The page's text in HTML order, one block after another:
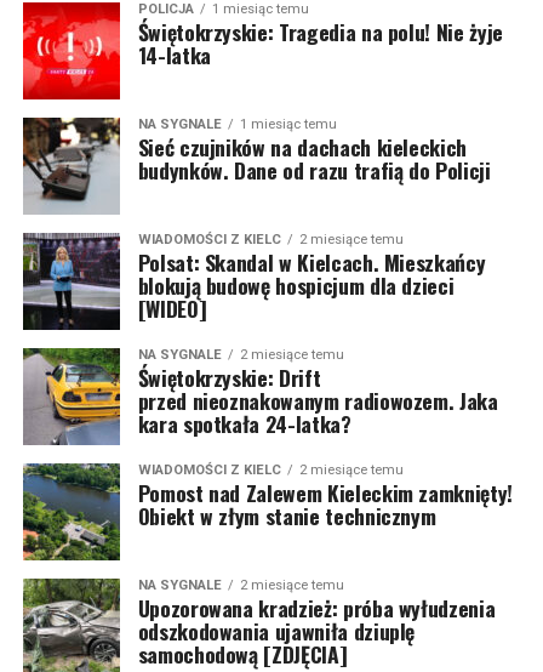
POLICJA 1 miesiąc temu
Świętokrzyskie: Tragedia na polu! Nie żyje
14-latka
NA SYGNALE 1 miesiąc temu
Sieć czujników na dachach kieleckich
budynków. Dane od razu trafią do Policji
WIADOMOŚCI Z KIELC 2 miesiące temu
Polsat: Skandal w Kielcach. Mieszkańcy
blokują budowę hospicjum dla dzieci
[WIDEO]
NA SYGNALE 2 miesiące temu
Świętokrzyskie: Drift
przed nieoznakowanym radiowozem. Jaka
kara spotkała 24-latka?
WIADOMOŚCI Z KIELC 2 miesiące temu
Pomost nad Zalewem Kieleckim zamknięty!
Obiekt w złym stanie technicznym
NA SYGNALE 2 miesiące temu
Upozorowana kradzież: próba wyłudzenia
odszkodowania ujawniła dziuplę
samochodową [ZDJĘCIA]